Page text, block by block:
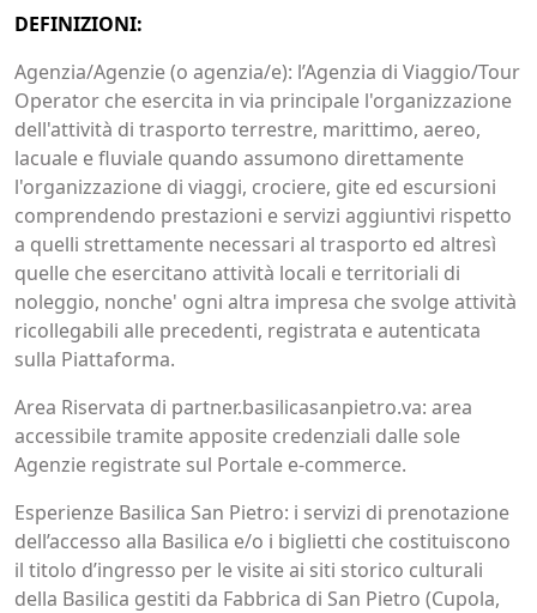
DEFINIZIONI:
Agenzia/Agenzie (o agenzia/e): l’Agenzia di Viaggio/Tour
Operator che esercita in via principale l'organizzazione
dell'attività di trasporto terrestre, marittimo, aereo,
lacuale e fluviale quando assumono direttamente
l'organizzazione di viaggi, crociere, gite ed escursioni
comprendendo prestazioni e servizi aggiuntivi rispetto
a quelli strettamente necessari al trasporto ed altresì
quelle che esercitano attività locali e territoriali di
noleggio, nonche' ogni altra impresa che svolge attività
ricollegabili alle precedenti, registrata e autenticata
sulla Piattaforma.
Area Riservata di partner.basilicasanpietro.va: area
accessibile tramite apposite credenziali dalle sole
Agenzie registrate sul Portale e-commerce.
Esperienze Basilica San Pietro: i servizi di prenotazione
dell’accesso alla Basilica e/o i biglietti che costituiscono
il titolo d’ingresso per le visite ai siti storico culturali
della Basilica gestiti da Fabbrica di San Pietro (Cupola,